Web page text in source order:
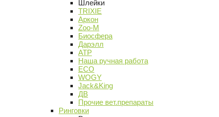
Шлейки
TRIXIE
Аркон
Zoo-M
Биосфера
Дарэлл
АТР
Наша ручная работа
ECO
WOGY
Jack&King
ДВ
Прочие вет.препараты
Ринговки